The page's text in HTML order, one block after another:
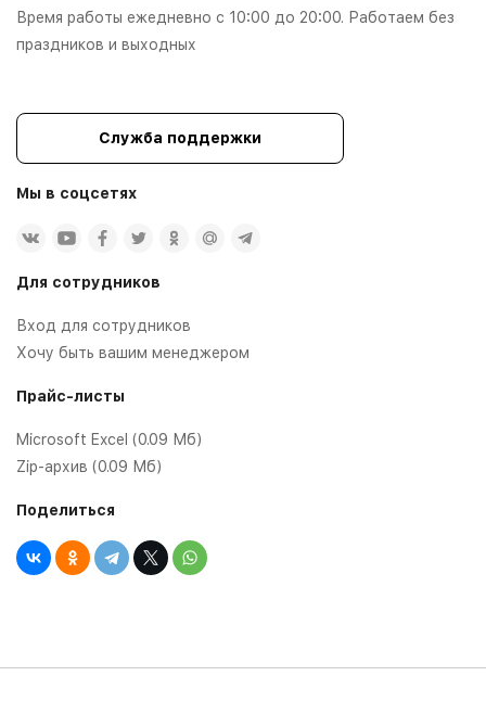
Время работы ежедневно с 10:00 до 20:00. Работаем без
праздников и выходных
Служба поддержки
Мы в соцсетях
Для сотрудников
Вход для сотрудников
Хочу быть вашим менеджером
Прайс-листы
Microsoft Excel (0.09 Мб)
Zip-архив (0.09 Мб)
Поделиться